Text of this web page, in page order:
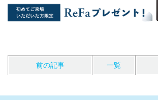
前の記事 一覧